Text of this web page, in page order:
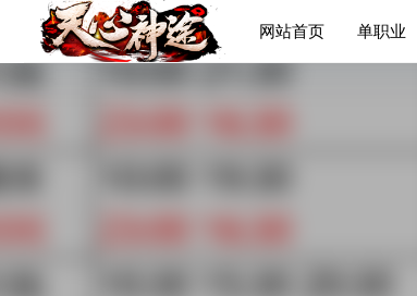
网站首页 单职业